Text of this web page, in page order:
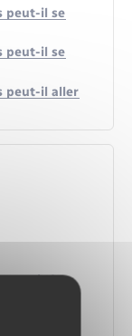
peut-il se
peut-il se
peut-il aller
à